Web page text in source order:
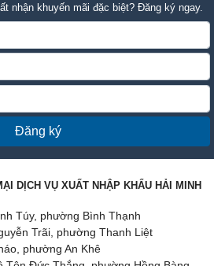
nhận khuyến mãi đặc biệt? Đăng ký ngay.
Đăng ký
DỊCH VỤ XUẤT NHẬP KHẨU HẢI MINH
Túy, phường Bình Thạnh
Trãi, phường Thanh Liệt
phường An Khê